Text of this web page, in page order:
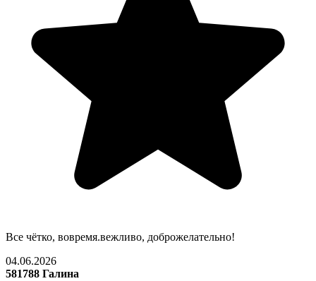
Все чётко, вовремя.вежливо, доброжелательно!
04.06.2026
581788 Галина